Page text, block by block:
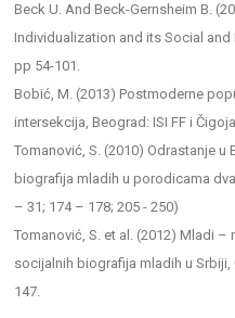
Beck U. And Beck-Gernsheim B.
Individualization and its Social
pp 54-101.
Bobić, M. (2013) Postmoderne
intersekcija, Beograd: ISI FF i
Tomanović, S. (2010) Odrastanje
biografija mladih u porodicama
– 31; 174 – 178; 205 - 250)
Tomanović, S. et al. (2012) Mladi
socijalnih biografija mladih u Srbiji,
147.